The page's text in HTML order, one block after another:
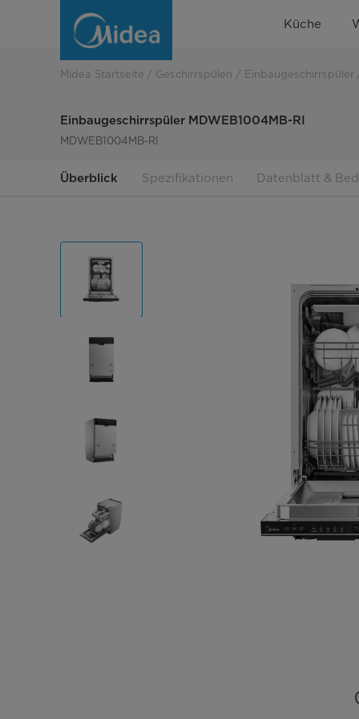
Einbaugeschirrspüler
MDWEB1004MB-
Küche
Midea Startseite Geschirrspülen Einbaugeschirrspüler
Einbaugeschirrspüler MDWEB1004MB-RI
MDWEB1004MB-RI
Überblick Spezifikationen Datenblatt &